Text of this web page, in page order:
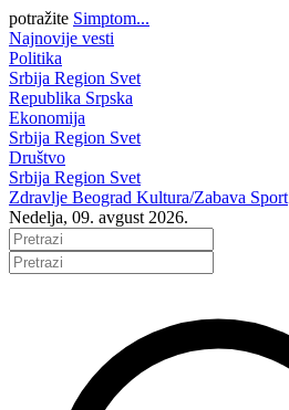
potražite Simptom...
Najnovije vesti
Politika
Srbija Region Svet
Republika Srpska
Ekonomija
Srbija Region Svet
Društvo
Srbija Region Svet
Zdravlje Beograd Kultura/Zabava Sport
Nedelja, 09. avgust 2026.